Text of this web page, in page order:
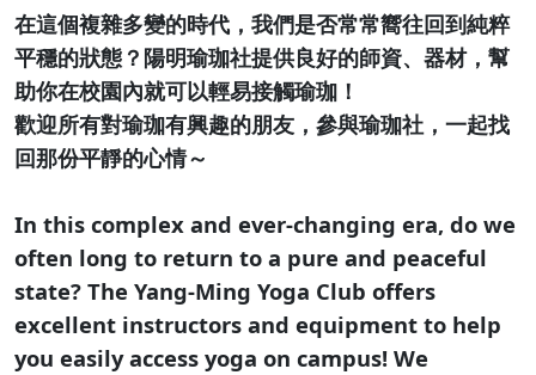
在這個複雜多變的時代，我們是否常常嚮往回到純粹
平穩的狀態？陽明瑜珈社提供良好的師資、器材，幫
助你在校園內就可以輕易接觸瑜珈！
歡迎所有對瑜珈有興趣的朋友，參與瑜珈社，一起找
回那份平靜的心情～
In this complex and ever-changing era, do we
often long to return to a pure and peaceful
state? The Yang-Ming Yoga Club offers
excellent instructors and equipment to help
you easily access yoga on campus! We